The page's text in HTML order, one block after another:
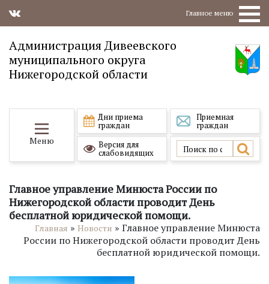
Главное меню
Администрация Дивеевского
муниципального округа
Нижегородской области
Меню
Дни приема
граждан
Приемная
граждан
Версия для
слабовидящих
Главное управление Минюста России по
Нижегородской области проводит День
бесплатной юридической помощи.
Главная » Новости » Главное управление Минюста
России по Нижегородской области проводит День
бесплатной юридической помощи.